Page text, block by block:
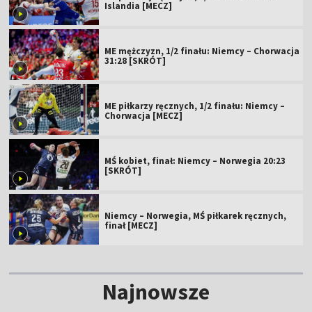
Islandia [MECZ]
ME mężczyzn, 1/2 finału: Niemcy – Chorwacja
31:28 [SKRÓT]
ME piłkarzy ręcznych, 1/2 finału: Niemcy –
Chorwacja [MECZ]
MŚ kobiet, finał: Niemcy – Norwegia 20:23
[SKRÓT]
Niemcy – Norwegia, MŚ piłkarek ręcznych,
finał [MECZ]
Najnowsze